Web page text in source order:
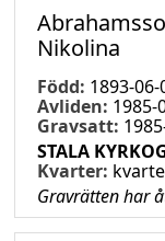
Nikolina
Född: 1893-06-
Avliden: 1985-
Gravsatt:
STALA
Kvarter:
Gravrätten har